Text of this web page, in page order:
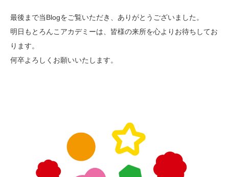
最後まで当Blogをご覧いただき、ありがとうございました。
明日もとろんこアカデミーは、皆様の来所を心よりお待ちしてお
ります。
何卒よろしくお願いいたします。